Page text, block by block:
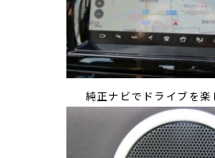
純正ナビでドライブを楽